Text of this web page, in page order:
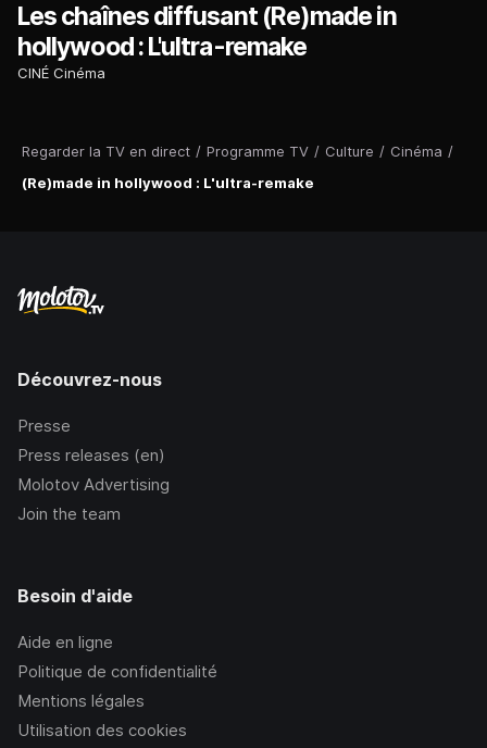
Regarder la TV en direct / Programme TV / Culture / Cinéma /
(Re)made in hollywood : L'ultra-remake
Les chaînes diffusant (Re)made in
hollywood : L'ultra-remake
CINÉ Cinéma
Découvrez-nous
Presse
Press releases (en)
Molotov Advertising
Join the team
Besoin d'aide
Aide en ligne
Politique de confidentialité
Mentions légales
Utilisation des cookies